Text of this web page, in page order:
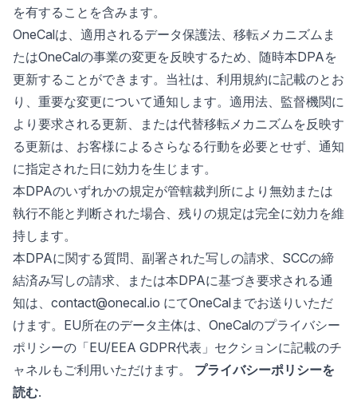
を有することを含みます。
OneCalは、適用されるデータ保護法、移転メカニズムま
たはOneCalの事業の変更を反映するため、随時本DPAを
更新することができます。当社は、利用規約に記載のとお
り、重要な変更について通知します。適用法、監督機関に
より要求される更新、または代替移転メカニズムを反映す
る更新は、お客様によるさらなる行動を必要とせず、通知
に指定された日に効力を生じます。
本DPAのいずれかの規定が管轄裁判所により無効または
執行不能と判断された場合、残りの規定は完全に効力を維
持します。
本DPAに関する質問、副署された写しの請求、SCCの締
結済み写しの請求、または本DPAに基づき要求される通
知は、contact@onecal.io にてOneCalまでお送りいただ
けます。EU所在のデータ主体は、OneCalのプライバシー
ポリシーの「EU/EEA GDPR代表」セクションに記載のチ
ャネルもご利用いただけます。
プライバシーポリシーを
読む.